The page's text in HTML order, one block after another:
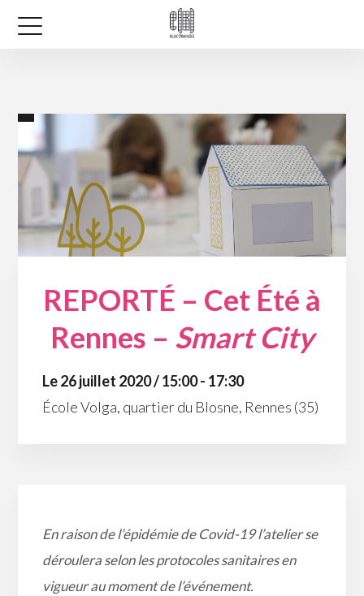
REPORTÉ – Cet Été à
Rennes – Smart City
Le 26 juillet 2020 / 15:00 - 17:30
École Volga, quartier du Blosne, Rennes (35)
En raison de l’épidémie de Covid-19 l’atelier se
déroulera selon les protocoles sanitaires en
vigueur au moment de l’événement.